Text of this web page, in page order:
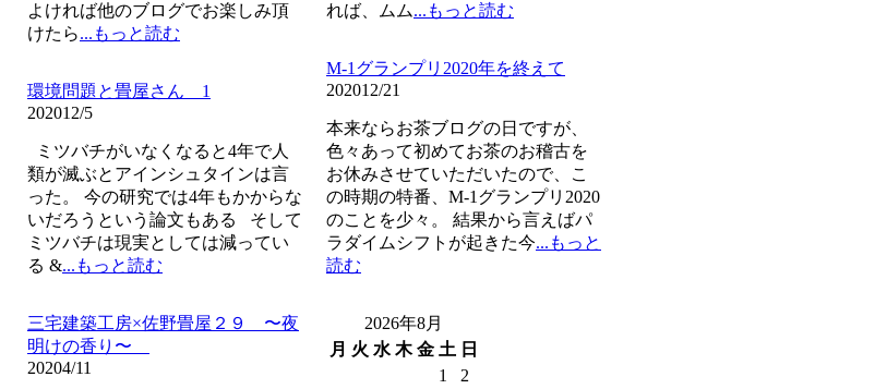
よければ他のブログでお楽しみ頂
けたら...もっと読む
れば、ムム...もっと読む
M-1グランプリ2020年を終えて
202012/21
本来ならお茶ブログの日ですが、
色々あって初めてお茶のお稽古を
お休みさせていただいたので、こ
の時期の特番、M-1グランプリ2020
のことを少々。 結果から言えばパ
ラダイムシフトが起きた今...もっと
読む
環境問題と畳屋さん 1
202012/5
ミツバチがいなくなると4年で人
類が滅ぶとアインシュタインは言
った。 今の研究では4年もかからな
いだろうという論文もある そして
ミツバチは現実としては減ってい
る &...もっと読む
三宅建築工房×佐野畳屋２９ 〜夜
明けの香り〜
20204/11
2026年8月
月 火 水 木 金 土 日
1
2